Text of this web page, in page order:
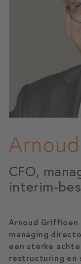
CFO,
interim-
Arnoud Griffioen
managing
een sterke
restructuring en